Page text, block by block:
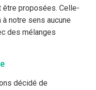
être proposées. Celle-
notre sens aucune
des mélanges
décidé de